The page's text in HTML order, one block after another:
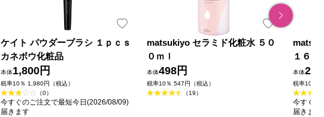
ケイト パウダーブラシ １ｐｃｓ
カネボウ化粧品
本体1,800円
税率10％ 1,980円（税込）
（0）
今すぐのご注文で最短今日(2026/08/09)
届きます
matsukiyo セラミド化粧水 ５０
０ｍｌ
本体498円
税率10％ 547円（税込）
（19）
１６０
本体
税率10％
今すぐの
届きます